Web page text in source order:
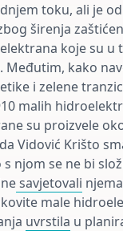
toku, ali je
širenja
koje su
Međutim, kako
i zelene
malih
su proizvele
Vidović Krišto
njom se ne bi
savjetovali
male
uvrstila u